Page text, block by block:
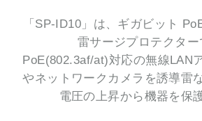
「SP-ID10」は、ギガビット
雷サージプロテクター
PoE(802.3af/at)対応の無線LAN
やネットワークカメラを誘導雷
電圧の上昇から機器を保